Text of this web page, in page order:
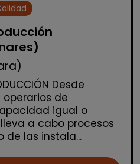
Desde
de
igual o
a cabo procesos
de las instala...